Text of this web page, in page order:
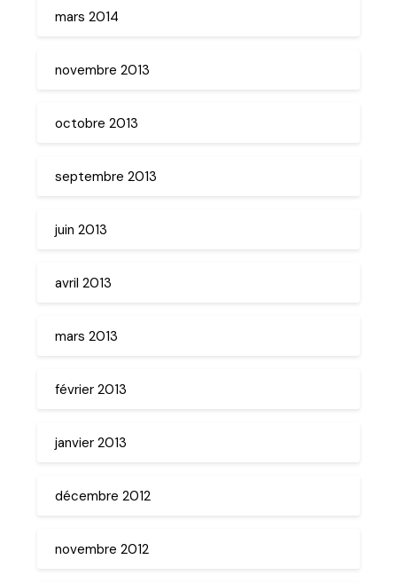
mars 2014
novembre 2013
octobre 2013
septembre 2013
juin 2013
avril 2013
mars 2013
février 2013
janvier 2013
décembre 2012
novembre 2012